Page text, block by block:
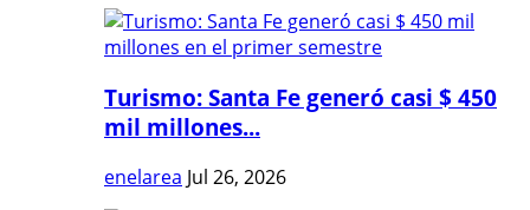
Turismo: Santa Fe generó casi $ 450
mil millones...
enelarea Jul 26, 2026